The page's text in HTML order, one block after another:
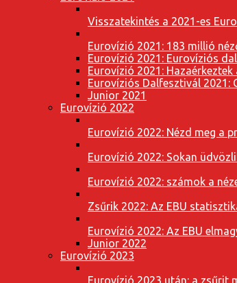
Visszatekintés a 2021-es
Eurovízió 2021: 183 millió
Eurovízió 2021: Eurovíziós
Eurovízió 2021:
Eurovíziós Dalfesztivál 2021:
Junior 2021
Eurovízió 2022
Eurovízió 2022: Nézd meg a
Eurovízió 2022: Sokan
Eurovízió 2022: számok a
Zsűrik 2022: Az EBU
Eurovízió 2022: Az EBU
Junior 2022
Eurovízió 2023
Eurovízió 2023 után: a zsűrit